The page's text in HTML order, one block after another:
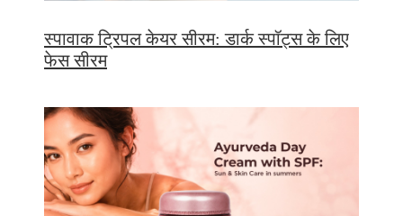
स्पावाक ट्रिपल केयर सीरम: डार्क स्पॉट्स के लिए
फेस सीरम